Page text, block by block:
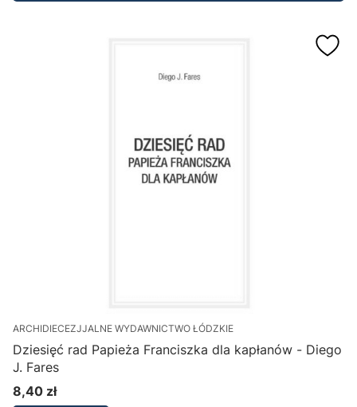
ARCHIDIECEZJJALNE WYDAWNICTWO ŁÓDZKIE
Dziesięć rad Papieża Franciszka dla kapłanów - Diego
J. Fares
Cena
8,40 zł